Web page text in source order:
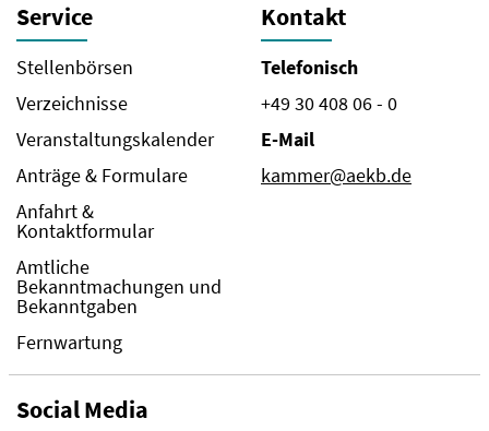
Service
Stellenbörsen
Verzeichnisse
Veranstaltungskalender
Anträge & Formulare
Anfahrt &
Kontaktformular
Amtliche
Bekanntmachungen und
Bekanntgaben
Fernwartung
Kontakt
Telefonisch
+49 30 408 06 - 0
E-Mail
kammer@aekb.de
Social Media